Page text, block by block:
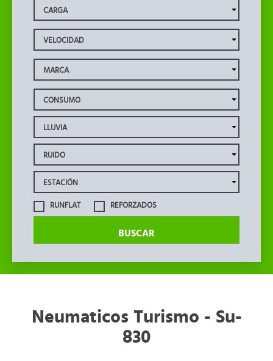
RUNFLAT REFORZADOS
BUSCAR
Neumaticos Turismo - Su-
830